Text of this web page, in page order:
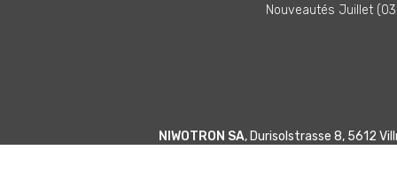
Nouveautés Juillet
NIWOTRON SA, Durisolstrasse 8, 5612